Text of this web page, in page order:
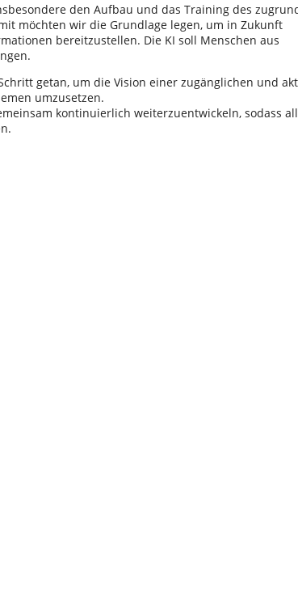
den Aufbau und das Training des
möchten wir die Grundlage legen, um in Zukunft
bereitzustellen. Die KI soll Menschen aus
getan, um die Vision einer zugänglichen und
umzusetzen.
kontinuierlich weiterzuentwickeln, sodass